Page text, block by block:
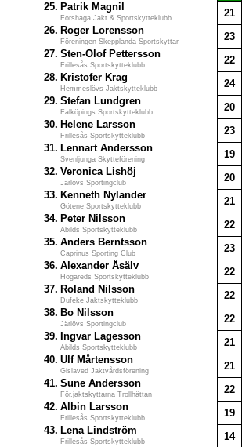
25. Patrik Magnil
Forshaga Jakt & Sportskytteklubb 21
26. Roger Lorensson
Föreningen Skepplanda Sportskyttar 23
27. Sten-Olof Pettersson
Frillesås Sportskytteklubb 22
28. Kristofer Krag
Hemmeslövs Jaktskytteklubb 24
29. Stefan Lundgren
Falköpings Sportskytteklubb 20
30. Helene Larsson
Frillesås Sportskytteklubb 23
31. Lennart Andersson
Svenljunga Skytteförening 19
32. Veronica Lishöj
Järlövs Sportingclub 20
33. Kenneth Nylander
Götene Sportskytteklubb 21
34. Peter Nilsson
Abilds Sportskytteklubb 22
35. Anders Berntsson
Caprinus Sporting Club 23
36. Alexander Åsälv
Högareds Sportskytteklubb 22
37. Roland Nilsson
Dufeke Jaktskytteklubb 22
38. Bo Nilsson
Järlövs Sportingclub 22
39. Ingvar Lagesson
Abilds Sportskytteklubb 21
40. Ulf Mårtensson
Gislaved Jaktvårdsförening 21
41. Sune Andersson
För.jaktskyttarna Trollhättan 22
42. Albin Larsson
Frillesås Sportskytteklubb 19
43. Lena Lindström
Frillesås Sportskytteklubb 14